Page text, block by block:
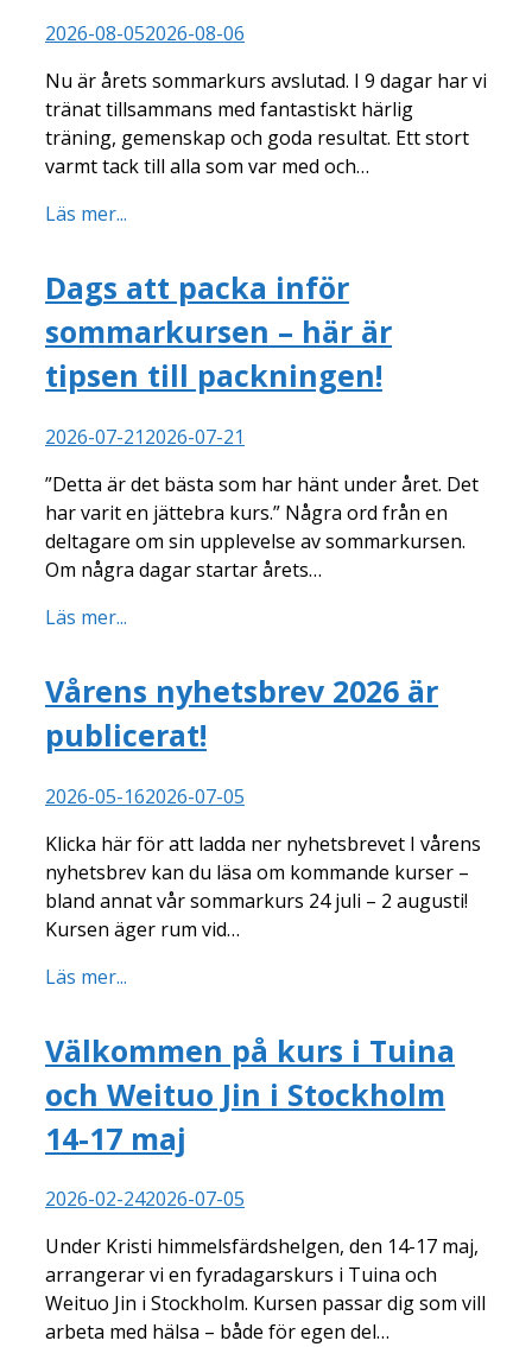
2026-08-052026-08-06
Nu är årets sommarkurs avslutad. I 9 dagar har vi
tränat tillsammans med fantastiskt härlig
träning, gemenskap och goda resultat. Ett stort
varmt tack till alla som var med och…
Läs mer...
Dags att packa inför
sommarkursen – här är
tipsen till packningen!
2026-07-212026-07-21
”Detta är det bästa som har hänt under året. Det
har varit en jättebra kurs.” Några ord från en
deltagare om sin upplevelse av sommarkursen.
Om några dagar startar årets…
Läs mer...
Vårens nyhetsbrev 2026 är
publicerat!
2026-05-162026-07-05
Klicka här för att ladda ner nyhetsbrevet I vårens
nyhetsbrev kan du läsa om kommande kurser –
bland annat vår sommarkurs 24 juli – 2 augusti!
Kursen äger rum vid…
Läs mer...
Välkommen på kurs i Tuina
och Weituo Jin i Stockholm
14-17 maj
2026-02-242026-07-05
Under Kristi himmelsfärdshelgen, den 14-17 maj,
arrangerar vi en fyradagarskurs i Tuina och
Weituo Jin i Stockholm. Kursen passar dig som vill
arbeta med hälsa – både för egen del…